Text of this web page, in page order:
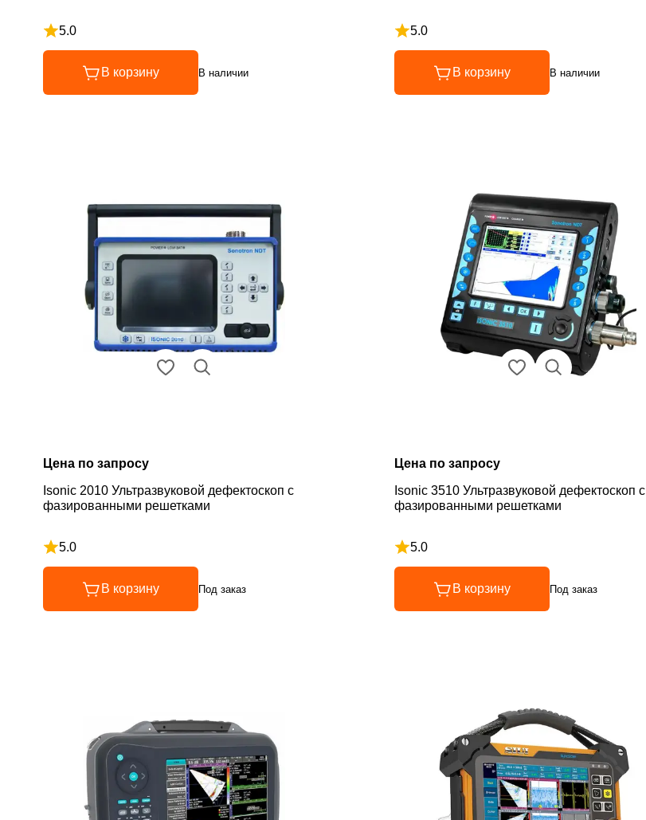
5.0
Рейтинг 5 из 5
В корзину В наличии
5.0
Рейтинг 5 из 5
В корзину В наличии
Цена по запросу
Isonic 2010 Ультразвуковой дефектоскоп с
фазированными решетками
5.0
Рейтинг 5 из 5
В корзину Под заказ
Цена по запросу
Isonic 3510 Ультразвуковой дефектоскоп с
фазированными решетками
5.0
Рейтинг 5 из 5
В корзину Под заказ